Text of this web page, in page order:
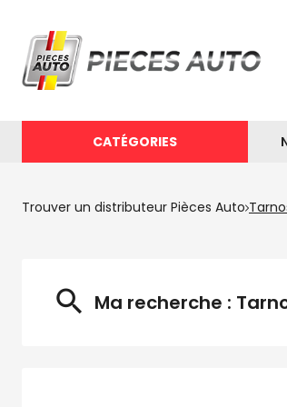
CATÉGORIES
Trouver un distributeur Pièces Auto
Ma recherche :